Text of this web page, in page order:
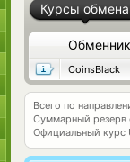
Курсы обмена
Обменник
CoinsBlack
Всего по
Суммарный резерв
Официальный курс